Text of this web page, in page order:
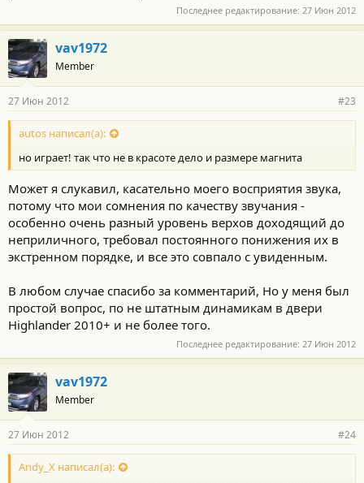
Последнее редактирование: 27 Июн 2012
vav1972
Member
27 Июн 2012 #23
autos написал(а):
но играет! так что не в красоте дело и размере магнита
Может я слукавил, касательно моего восприятия звука,
потому что мои сомнения по качеству звучания -
особенно очень разный уровень верхов доходящий до
неприличного, требовал постоянного понижения их в
экстренном порядке, и все это совпало с увиденным.
В любом случае спасибо за комментарий, Hо у меня был
простой вопрос, по не штатным динамикам в двери
Highlander 2010+ и не более того.
Последнее редактирование: 27 Июн 2012
vav1972
Member
27 Июн 2012 #24
Andy_X написал(а):